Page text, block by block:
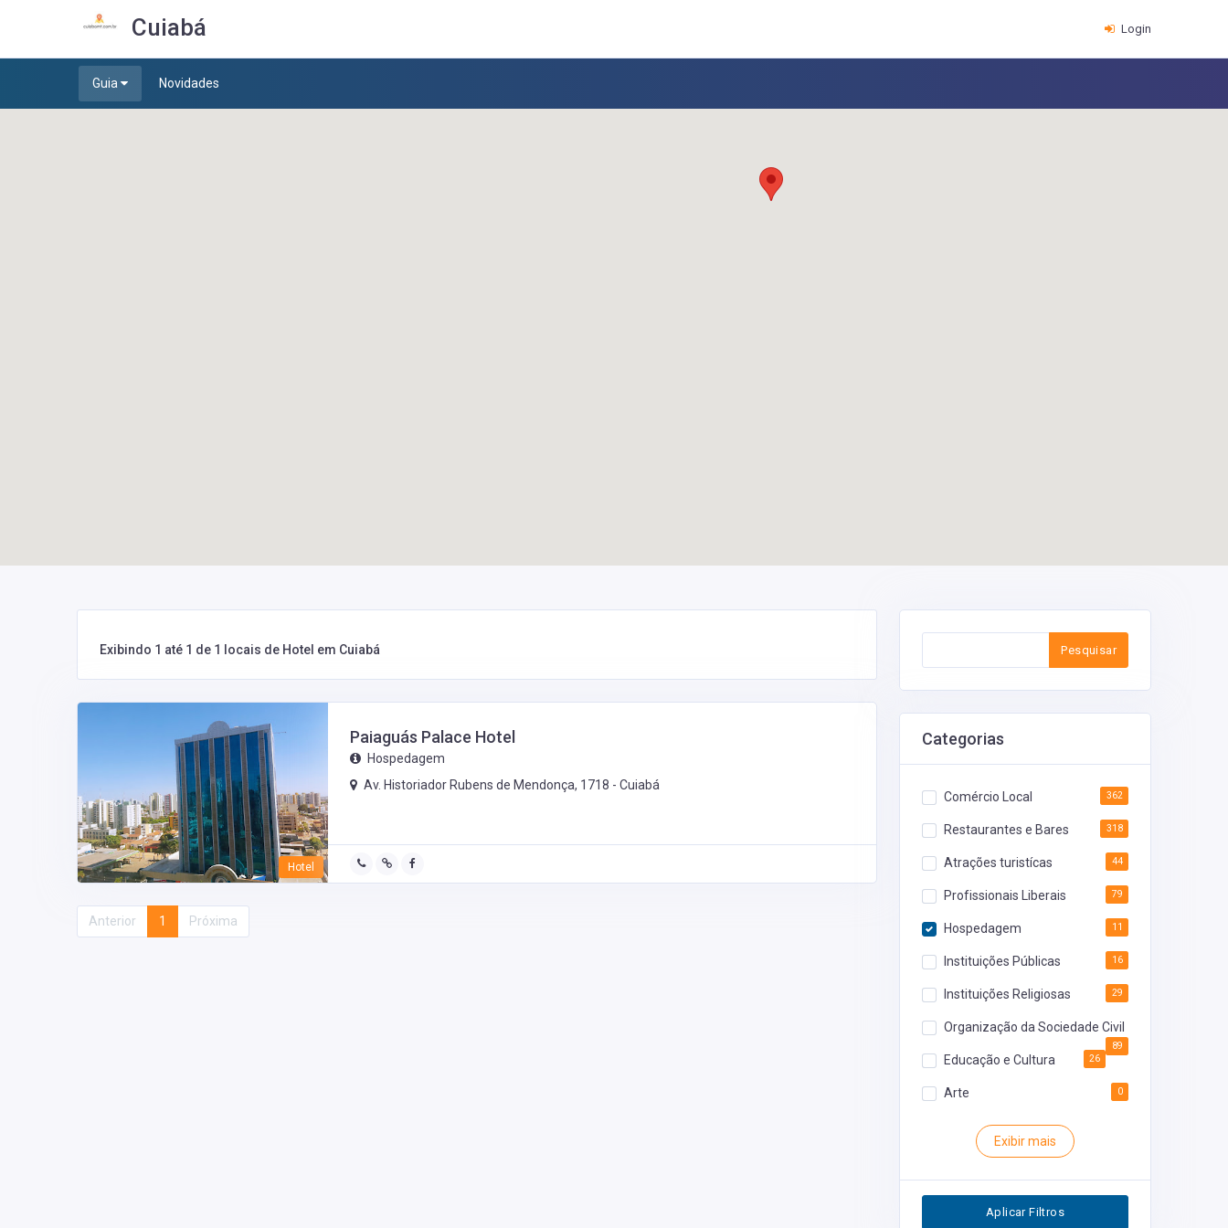
Cuiabá Login
Guia Novidades
Exibindo 1 até 1 de 1 locais de Hotel em Cuiabá
Hotel
Paiaguás Palace Hotel
Hospedagem
Av. Historiador Rubens de Mendonça, 1718 -Cuiabá
Anterior 1 Próxima
Pesquisar
Categorias
Comércio Local 362
Restaurantes e Bares 318
Atrações turistícas 44
Profissionais Liberais 79
Hospedagem 11
Instituições Públicas 16
Instituições Religiosas 29
Organização da Sociedade Civil
89
Educação e Cultura 26
Arte 0
Rodoviária
Inventário
Exibir mais
Aplicar Filtros